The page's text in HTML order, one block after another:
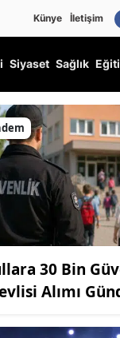
Künye İletişim
Siyaset Sağlık
30 Bin
Alımı